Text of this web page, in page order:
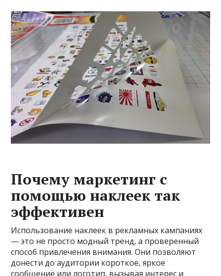
Почему маркетинг с
помощью наклеек так
эффективен
Использование наклеек в рекламных кампаниях
— это не просто модный тренд, а проверенный
способ привлечения внимания. Они позволяют
донести до аудитории короткое, яркое
сообщение или логотип, вызывая интерес и